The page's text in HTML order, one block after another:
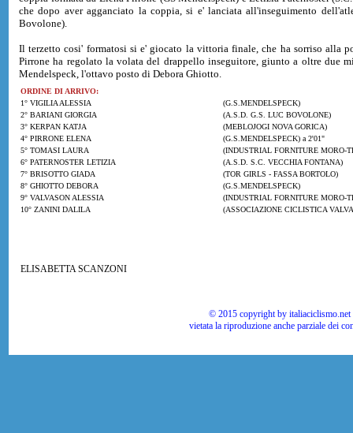
che dopo aver agganciato la coppia, si e' lanciata all'inseguimento
Bovolone).
Il terzetto cosi' formatosi si e' giocato la vittoria finale, che ha sorriso alla
Pirrone ha regolato la volata del drappello inseguitore, giunto a oltre due
Mendelspeck, l'ottavo posto di Debora Ghiotto.
ORDINE DI ARRIVO:
1° VIGILIA ALESSIA
(G.S.MENDELSPECK)
2° BARIANI GIORGIA
(A.S.D. G.S. LUC BOVOLONE)
3° KERPAN KATJA
(MEBLOJOGI NOVA GORICA)
4° PIRRONE ELENA
(G.S.MENDELSPECK) a 2'01"
5° TOMASI LAURA
(INDUSTRIAL FORNITURE MORO-
6° PATERNOSTER LETIZIA
(A.S.D. S.C. VECCHIA FONTANA)
7° BRISOTTO GIADA
(TOR GIRLS - FASSA BORTOLO)
8° GHIOTTO DEBORA
(G.S.MENDELSPECK)
9° VALVASON ALESSIA
(INDUSTRIAL FORNITURE MORO-
10° ZANINI DALILA
(ASSOCIAZIONE CICLISTICA
ELISABETTA SCANZONI
© 2015 copyright by
vietata la riproduzione anche parziale dei